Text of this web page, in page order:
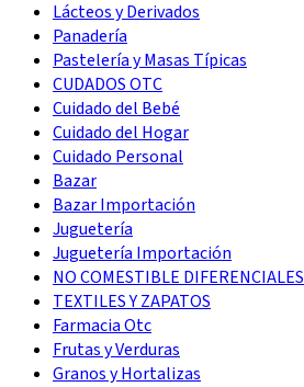
Lácteos y Derivados
Panadería
Pastelería y Masas Típicas
CUDADOS OTC
Cuidado del Bebé
Cuidado del Hogar
Cuidado Personal
Bazar
Bazar Importación
Juguetería
Juguetería Importación
NO COMESTIBLE DIFERENCIALES
TEXTILES Y ZAPATOS
Farmacia Otc
Frutas y Verduras
Granos y Hortalizas